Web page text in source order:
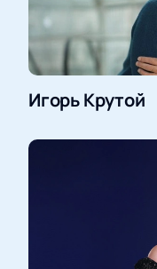
Игорь Крутой